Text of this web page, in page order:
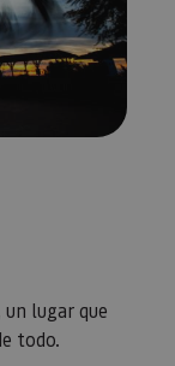
lugar que
todo.